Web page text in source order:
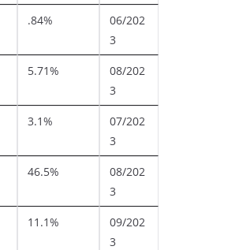
.84%
06/202
3
5.71%
08/202
3
3.1%
07/202
3
46.5%
08/202
3
11.1%
09/202
3